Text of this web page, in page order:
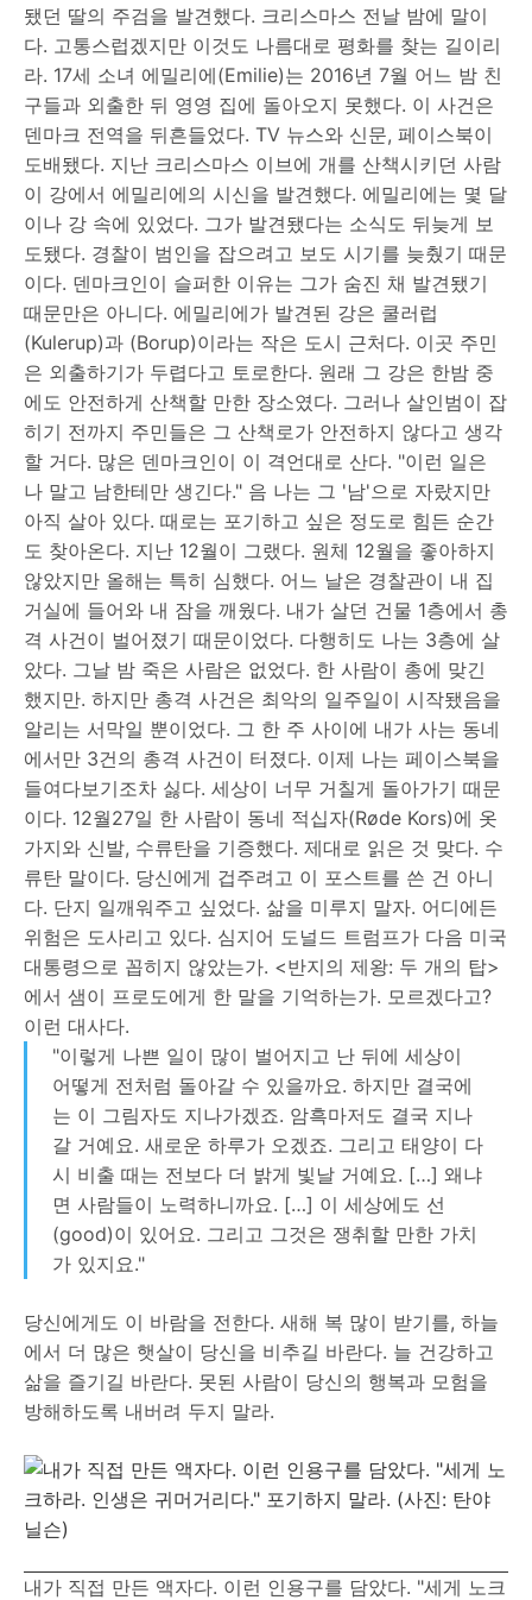
됐던 딸의 주검을 발견했다. 크리스마스 전날 밤에 말이
다. 고통스럽겠지만 이것도 나름대로 평화를 찾는 길이리
라. 17세 소녀 에밀리에(Emilie)는 2016년 7월 어느 밤 친
구들과 외출한 뒤 영영 집에 돌아오지 못했다. 이 사건은
덴마크 전역을 뒤흔들었다. TV 뉴스와 신문, 페이스북이
도배됐다. 지난 크리스마스 이브에 개를 산책시키던 사람
이 강에서 에밀리에의 시신을 발견했다. 에밀리에는 몇 달
이나 강 속에 있었다. 그가 발견됐다는 소식도 뒤늦게 보
도됐다. 경찰이 범인을 잡으려고 보도 시기를 늦췄기 때문
이다. 덴마크인이 슬퍼한 이유는 그가 숨진 채 발견됐기
때문만은 아니다. 에밀리에가 발견된 강은 쿨러럽
(Kulerup)과 (Borup)이라는 작은 도시 근처다. 이곳 주민
은 외출하기가 두렵다고 토로한다. 원래 그 강은 한밤 중
에도 안전하게 산책할 만한 장소였다. 그러나 살인범이 잡
히기 전까지 주민들은 그 산책로가 안전하지 않다고 생각
할 거다. 많은 덴마크인이 이 격언대로 산다. "이런 일은
나 말고 남한테만 생긴다." 음 나는 그 '남'으로 자랐지만
아직 살아 있다. 때로는 포기하고 싶은 정도로 힘든 순간
도 찾아온다. 지난 12월이 그랬다. 원체 12월을 좋아하지
않았지만 올해는 특히 심했다. 어느 날은 경찰관이 내 집
거실에 들어와 내 잠을 깨웠다. 내가 살던 건물 1층에서 총
격 사건이 벌어졌기 때문이었다. 다행히도 나는 3층에 살
았다. 그날 밤 죽은 사람은 없었다. 한 사람이 총에 맞긴
했지만. 하지만 총격 사건은 최악의 일주일이 시작됐음을
알리는 서막일 뿐이었다. 그 한 주 사이에 내가 사는 동네
에서만 3건의 총격 사건이 터졌다. 이제 나는 페이스북을
들여다보기조차 싫다. 세상이 너무 거칠게 돌아가기 때문
이다. 12월27일 한 사람이 동네 적십자(Røde Kors)에 옷
가지와 신발, 수류탄을 기증했다. 제대로 읽은 것 맞다. 수
류탄 말이다. 당신에게 겁주려고 이 포스트를 쓴 건 아니
다. 단지 일깨워주고 싶었다. 삶을 미루지 말자. 어디에든
위험은 도사리고 있다. 심지어 도널드 트럼프가 다음 미국
대통령으로 꼽히지 않았는가. <반지의 제왕: 두 개의 탑>
에서 샘이 프로도에게 한 말을 기억하는가. 모르겠다고?
이런 대사다.
"이렇게 나쁜 일이 많이 벌어지고 난 뒤에 세상이
어떻게 전처럼 돌아갈 수 있을까요. 하지만 결국에
는 이 그림자도 지나가겠죠. 암흑마저도 결국 지나
갈 거예요. 새로운 하루가 오겠죠. 그리고 태양이 다
시 비출 때는 전보다 더 밝게 빛날 거예요. […] 왜냐
면 사람들이 노력하니까요. […] 이 세상에도 선
(good)이 있어요. 그리고 그것은 쟁취할 만한 가치
가 있지요."
당신에게도 이 바람을 전한다. 새해 복 많이 받기를, 하늘
에서 더 많은 햇살이 당신을 비추길 바란다. 늘 건강하고
삶을 즐기길 바란다. 못된 사람이 당신의 행복과 모험을
방해하도록 내버려 두지 말라.
내가 직접 만든 액자다. 이런 인용구를 담았다. "세게 노크